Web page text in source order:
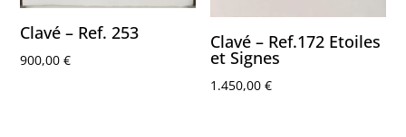
Clavé – Ref. 253
900,00€
Clavé – Ref.172 Etoiles
et Signes
1.450,00€